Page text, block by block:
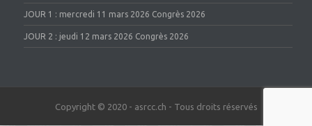
JOUR 1 : mercredi 11 mars 2026 Congrès 2026
JOUR 2 : jeudi 12 mars 2026 Congrès 2026
Copyright © 2020 - asrcc.ch - Tous droits réservés